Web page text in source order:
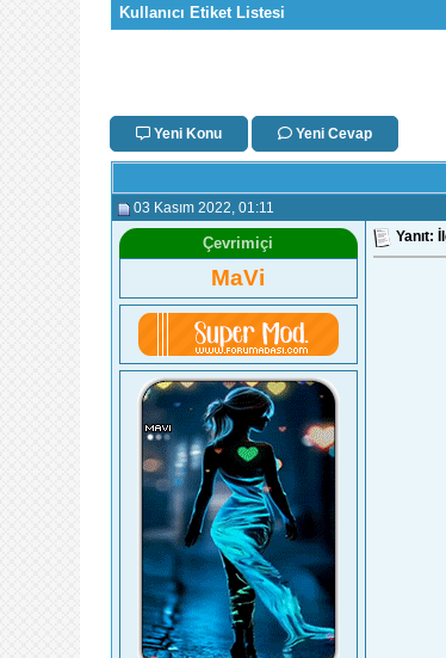
Kullanıcı Etiket Listesi
Yeni Konu Yeni Cevap
03 Kasım 2022 , 01:11
Çevrimiçi
MaVi
Yanıt: